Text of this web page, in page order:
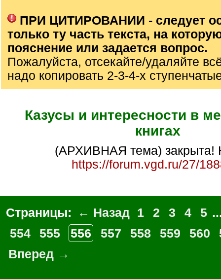
ПРИ ЦИТИРОВАНИИ - следует
только ту часть текста, на
пояснение или задается вопрос.
Пожалуйста, отсекайте/удаляйте
надо копировать 2-3-4-х
Казусы и интересности в
книгах
(АРХИВНАЯ тема) закрыта!
https://forum.vgd.ru/27/
Страницы: ← Назад 1 2 3 4 5
554
555 556 557 558 559 560
Вперед →